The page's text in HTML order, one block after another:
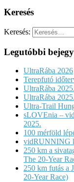
Keresés
Keresés:
Legutóbbi
UltraRába 2026
Terepfutó
UltraRába
UltraRába
Ultra-Trail
sLOVEnia –
2025.
100 mérföld
vidRUNNING
250 km a
The 20-Year
250 km futás a
20-Year Race)